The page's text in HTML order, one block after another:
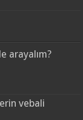
arayalım?
vebali